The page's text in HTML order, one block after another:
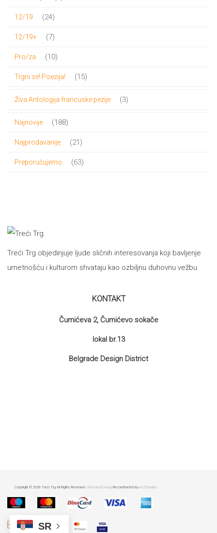
12/19 2424
12/19+ 77
Pro/za 1010
Trgni se! Poezija! 1515
Živa Antologija francuske pezije 33
Najnovije 188188
Najprodavanije 21 21
Preporučujemo 6363
Treći Trg objedinjuje ljude sličnih interesovanja koji bavljenje
umetnošću i kulturom shvataju kao ozbiljnu duhovnu vežbu.
KONTAKT
Čumićeva 2, Čumićevo sokače
lokal br.13
Belgrade Design District
Copyright © 2026 Treći Trg All Rights Reserved. Uslovi korišćenja | Reconstructed byACDStudios
SR